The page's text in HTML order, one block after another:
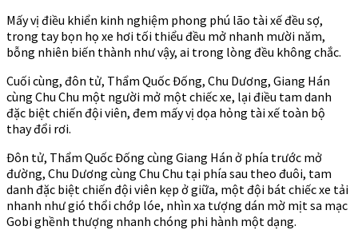
Mấy vị điều khiển kinh nghiệm phong phú lão tài xế đều sợ,
trong tay bọn họ xe hơi tối thiểu đều mở nhanh mười năm,
bỗng nhiên biến thành như vậy, ai trong lòng đều không chắc.
Cuối cùng, đôn tử, Thẩm Quốc Đống, Chu Dương, Giang Hán
cùng Chu Chu một người mở một chiếc xe, lại điều tam danh
đặc biệt chiến đội viên, đem mấy vị dọa hỏng tài xế toàn bộ
thay đổi rơi.
Đôn tử, Thẩm Quốc Đống cùng Giang Hán ở phía trước mở
đường, Chu Dương cùng Chu Chu tại phía sau theo đuôi, tam
danh đặc biệt chiến đội viên kẹp ở giữa, một đội bát chiếc xe tải
nhanh như gió thổi chớp lóe, nhìn xa tượng dán mờ mịt sa mạc
Gobi ghềnh thượng nhanh chóng phi hành một dạng.